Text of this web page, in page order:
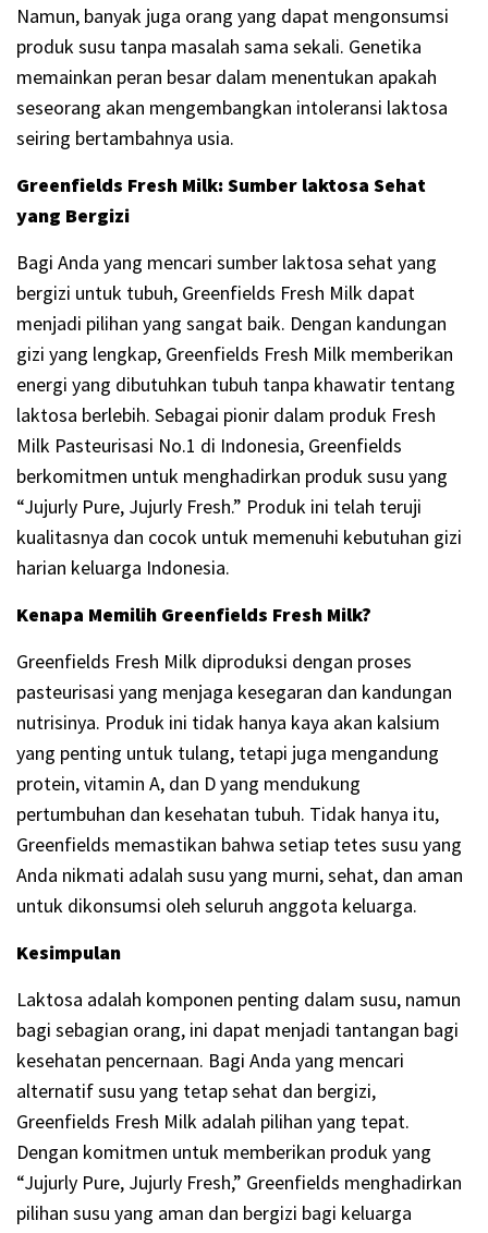
Namun, banyak juga orang yang dapat mengonsumsi
produk susu tanpa masalah sama sekali. Genetika
memainkan peran besar dalam menentukan apakah
seseorang akan mengembangkan intoleransi laktosa
seiring bertambahnya usia.
Greenfields Fresh Milk: Sumber laktosa Sehat
yang Bergizi
Bagi Anda yang mencari sumber laktosa sehat yang
bergizi untuk tubuh, Greenfields Fresh Milk dapat
menjadi pilihan yang sangat baik. Dengan kandungan
gizi yang lengkap, Greenfields Fresh Milk memberikan
energi yang dibutuhkan tubuh tanpa khawatir tentang
laktosa berlebih. Sebagai pionir dalam produk Fresh
Milk Pasteurisasi No.1 di Indonesia, Greenfields
berkomitmen untuk menghadirkan produk susu yang
“Jujurly Pure, Jujurly Fresh.” Produk ini telah teruji
kualitasnya dan cocok untuk memenuhi kebutuhan gizi
harian keluarga Indonesia.
Kenapa Memilih Greenfields Fresh Milk?
Greenfields Fresh Milk diproduksi dengan proses
pasteurisasi yang menjaga kesegaran dan kandungan
nutrisinya. Produk ini tidak hanya kaya akan kalsium
yang penting untuk tulang, tetapi juga mengandung
protein, vitamin A, dan D yang mendukung
pertumbuhan dan kesehatan tubuh. Tidak hanya itu,
Greenfields memastikan bahwa setiap tetes susu yang
Anda nikmati adalah susu yang murni, sehat, dan aman
untuk dikonsumsi oleh seluruh anggota keluarga.
Kesimpulan
Laktosa adalah komponen penting dalam susu, namun
bagi sebagian orang, ini dapat menjadi tantangan bagi
kesehatan pencernaan. Bagi Anda yang mencari
alternatif susu yang tetap sehat dan bergizi,
Greenfields Fresh Milk adalah pilihan yang tepat.
Dengan komitmen untuk memberikan produk yang
“Jujurly Pure, Jujurly Fresh,” Greenfields menghadirkan
pilihan susu yang aman dan bergizi bagi keluarga